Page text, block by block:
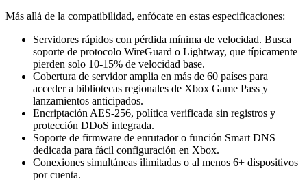
Más allá de la compatibilidad, enfócate en estas especificaciones:
Servidores rápidos con pérdida mínima de velocidad. Busca
soporte de protocolo WireGuard o Lightway, que típicamente
pierden solo 10-15% de velocidad base.
Cobertura de servidor amplia en más de 60 países para
acceder a bibliotecas regionales de Xbox Game Pass y
lanzamientos anticipados.
Encriptación AES-256, política verificada sin registros y
protección DDoS integrada.
Soporte de firmware de enrutador o función Smart DNS
dedicada para fácil configuración en Xbox.
Conexiones simultáneas ilimitadas o al menos 6+ dispositivos
por cuenta.